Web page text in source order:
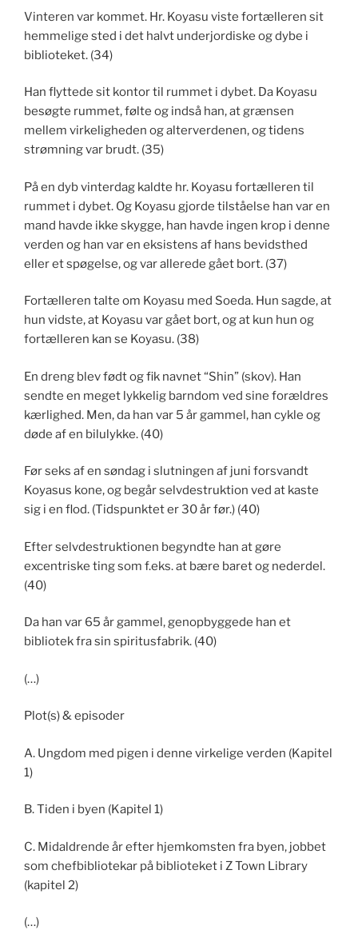
Vinteren var kommet. Hr. Koyasu viste fortælleren sit
hemmelige sted i det halvt underjordiske og dybe i
biblioteket. (34)
Han flyttede sit kontor til rummet i dybet. Da Koyasu
besøgte rummet, følte og indså han, at grænsen
mellem virkeligheden og alterverdenen, og tidens
strømning var brudt. (35)
På en dyb vinterdag kaldte hr. Koyasu fortælleren til
rummet i dybet. Og Koyasu gjorde tilståelse han var en
mand havde ikke skygge, han havde ingen krop i denne
verden og han var en eksistens af hans bevidsthed
eller et spøgelse, og var allerede gået bort. (37)
Fortælleren talte om Koyasu med Soeda. Hun sagde, at
hun vidste, at Koyasu var gået bort, og at kun hun og
fortælleren kan se Koyasu. (38)
En dreng blev født og fik navnet “Shin” (skov). Han
sendte en meget lykkelig barndom ved sine forældres
kærlighed. Men, da han var 5 år gammel, han cykle og
døde af en bilulykke. (40)
Før seks af en søndag i slutningen af juni forsvandt
Koyasus kone, og begår selvdestruktion ved at kaste
sig i en flod. (Tidspunktet er 30 år før.) (40)
Efter selvdestruktionen begyndte han at gøre
excentriske ting som f.eks. at bære baret og nederdel.
(40)
Da han var 65 år gammel, genopbyggede han et
bibliotek fra sin spiritusfabrik. (40)
(…)
Plot(s) & episoder
A. Ungdom med pigen i denne virkelige verden (Kapitel
1)
B. Tiden i byen (Kapitel 1)
C. Midaldrende år efter hjemkomsten fra byen, jobbet
som chefbibliotekar på biblioteket i Z Town Library
(kapitel 2)
(…)